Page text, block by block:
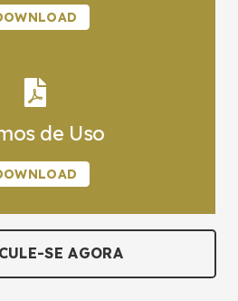
de Uso
SE AGORA